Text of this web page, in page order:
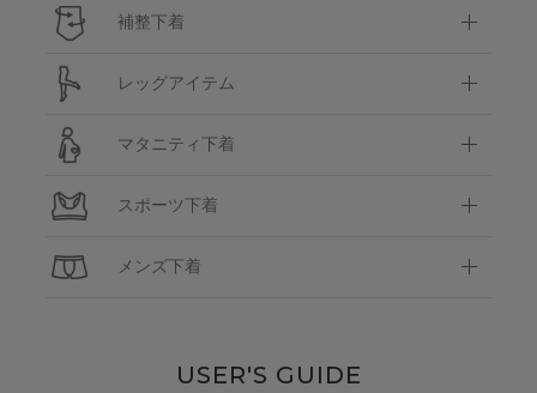
補整下着
レッグアイテム
マタニティ下着
スポーツ下着
メンズ下着
USER'S GUIDE